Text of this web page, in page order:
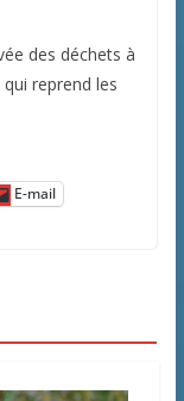
des déchets à
reprend les
E-mail